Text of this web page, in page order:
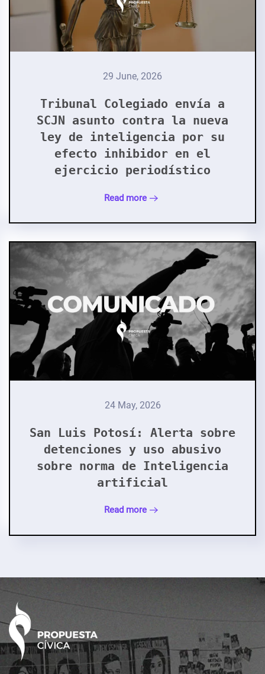
29 June, 2026
Tribunal Colegiado envía a
SCJN asunto contra la nueva
ley de inteligencia por su
efecto inhibidor en el
ejercicio periodístico
Read more
24 May, 2026
San Luis Potosí: Alerta sobre
detenciones y uso abusivo
sobre norma de Inteligencia
artificial
Read more